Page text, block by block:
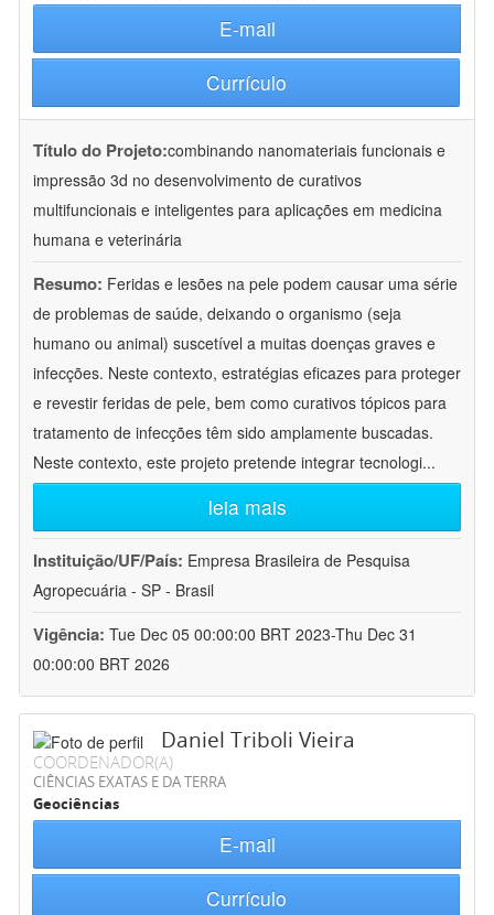
E-mail
Currículo
Título do Projeto:combinando nanomateriais funcionais e
impressão 3d no desenvolvimento de curativos
multifuncionais e inteligentes para aplicações em medicina
humana e veterinária
Resumo: Feridas e lesões na pele podem causar uma série
de problemas de saúde, deixando o organismo (seja
humano ou animal) suscetível a muitas doenças graves e
infecções. Neste contexto, estratégias eficazes para proteger
e revestir feridas de pele, bem como curativos tópicos para
tratamento de infecções têm sido amplamente buscadas.
Neste contexto, este projeto pretende integrar tecnologi...
leia mais
Instituição/UF/País: Empresa Brasileira de Pesquisa
Agropecuária - SP - Brasil
Vigência: Tue Dec 05 00:00:00 BRT 2023-Thu Dec 31
00:00:00 BRT 2026
Daniel Triboli Vieira
COORDENADOR(A)
CIÊNCIAS EXATAS E DA TERRA
Geociências
E-mail
Currículo